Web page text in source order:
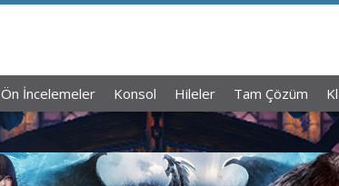
Ön İncelemeler Konsol Hileler Tam Çözüm